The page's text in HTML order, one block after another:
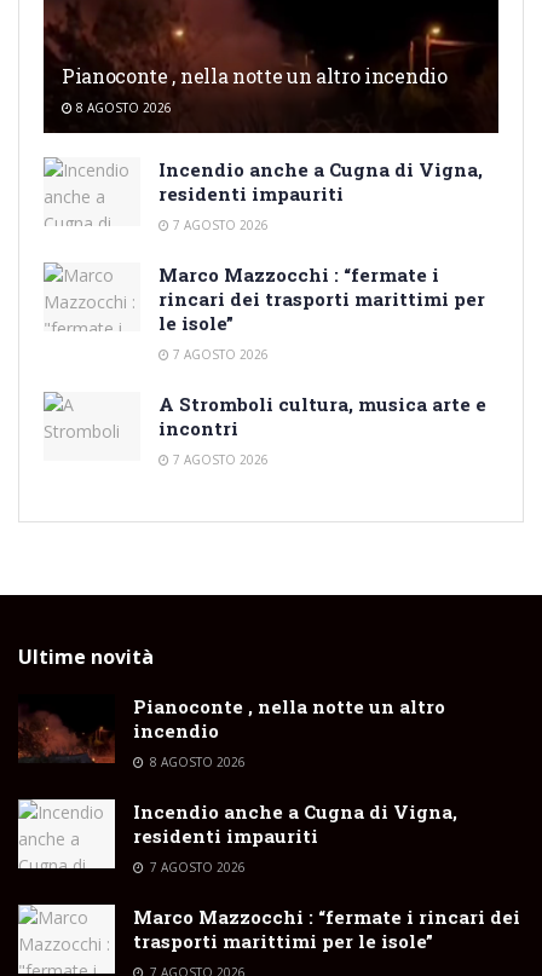
Pianoconte , nella notte un altro incendio
8 AGOSTO 2026
Incendio anche a Cugna di Vigna,
residenti impauriti
7 AGOSTO 2026
Marco Mazzocchi : “fermate i
rincari dei trasporti marittimi per
le isole”
7 AGOSTO 2026
A Stromboli cultura, musica arte e
incontri
7 AGOSTO 2026
Ultime novità
Pianoconte , nella notte un altro
incendio
8 AGOSTO 2026
Incendio anche a Cugna di Vigna,
residenti impauriti
7 AGOSTO 2026
Marco Mazzocchi : “fermate i rincari dei
trasporti marittimi per le isole”
7 AGOSTO 2026